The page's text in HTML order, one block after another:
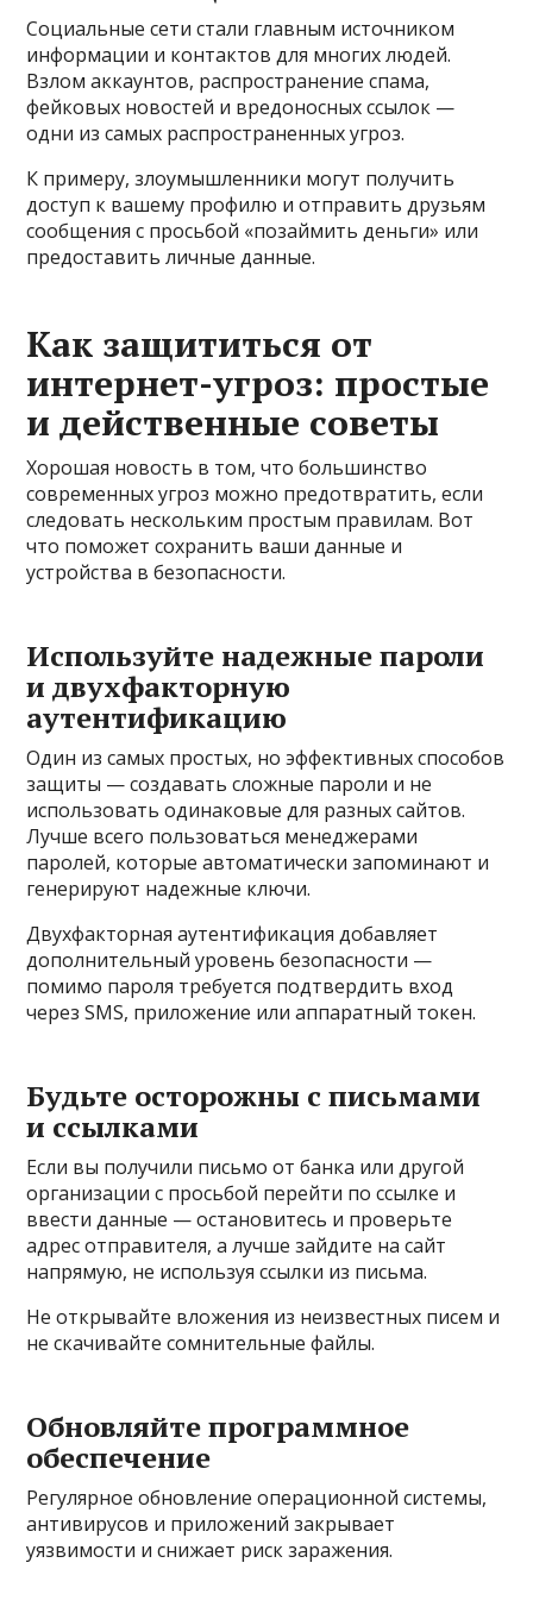
Социальные сети стали главным источником
информации и контактов для многих людей.
Взлом аккаунтов, распространение спама,
фейковых новостей и вредоносных ссылок —
одни из самых распространенных угроз.
К примеру, злоумышленники могут получить
доступ к вашему профилю и отправить друзьям
сообщения с просьбой «позаймить деньги» или
предоставить личные данные.
Как защититься от
интернет-угроз: простые
и действенные советы
Хорошая новость в том, что большинство
современных угроз можно предотвратить, если
следовать нескольким простым правилам. Вот
что поможет сохранить ваши данные и
устройства в безопасности.
Используйте надежные пароли
и двухфакторную
аутентификацию
Один из самых простых, но эффективных способов
защиты — создавать сложные пароли и не
использовать одинаковые для разных сайтов.
Лучше всего пользоваться менеджерами
паролей, которые автоматически запоминают и
генерируют надежные ключи.
Двухфакторная аутентификация добавляет
дополнительный уровень безопасности —
помимо пароля требуется подтвердить вход
через SMS, приложение или аппаратный токен.
Будьте осторожны с письмами
и ссылками
Если вы получили письмо от банка или другой
организации с просьбой перейти по ссылке и
ввести данные — остановитесь и проверьте
адрес отправителя, а лучше зайдите на сайт
напрямую, не используя ссылки из письма.
Не открывайте вложения из неизвестных писем и
не скачивайте сомнительные файлы.
Обновляйте программное
обеспечение
Регулярное обновление операционной системы,
антивирусов и приложений закрывает
уязвимости и снижает риск заражения.